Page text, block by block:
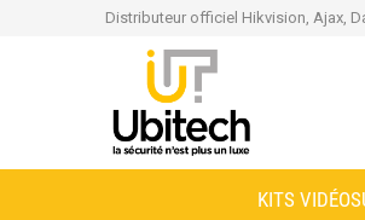
Distributeur officiel Hikvision, Ajax,
KITS